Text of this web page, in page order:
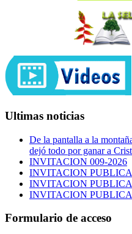
Ultimas noticias
De la pantalla a la
dejó todo por ganar a
INVITACION 009-2026
INVITACION PUBLICA
INVITACION PUBLICA
INVITACION PUBLICA
Formulario de acceso